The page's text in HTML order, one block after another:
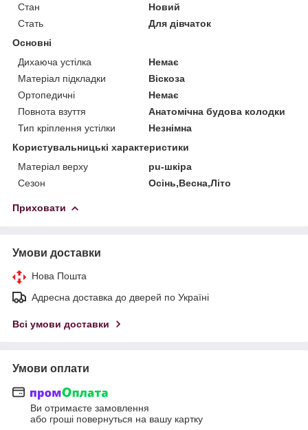
Стан
Новий
Стать
Для дівчаток
Основні
Дихаюча устілка
Немає
Матеріал підкладки
Віскоза
Ортопедичні
Немає
Повнота взуття
Анатомічна будова колодки
Тип кріплення устілки
Незнімна
Користувальницькі характеристики
Матеріал верху
pu-шкіра
Сезон
Осінь,Весна,Літо
Приховати
Умови доставки
Нова Пошта
Адресна доставка до дверей по Україні
Всі умови доставки
Умови оплати
Ви отримаєте замовлення
або гроші повернуться на вашу картку